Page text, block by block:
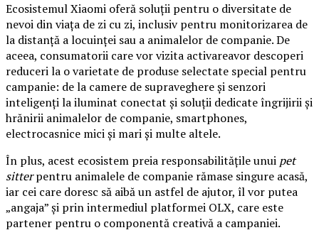
Ecosistemul Xiaomi oferă soluții pentru o diversitate de
nevoi din viața de zi cu zi, inclusiv pentru monitorizarea de
la distanță a locuinței sau a animalelor de companie. De
aceea, consumatorii care vor vizita activareavor descoperi
reduceri la o varietate de produse selectate special pentru
campanie: de la camere de supraveghere și senzori
inteligenți la iluminat conectat și soluții dedicate îngrijirii și
hrănirii animalelor de companie, smartphones,
electrocasnice mici și mari și multe altele.
În plus, acest ecosistem preia responsabilitățile unui pet
sitterpentru animalele de companie rămase singure acasă,
iar cei care doresc să aibă un astfel de ajutor, îl vor putea
„angaja” și prin intermediul platformei OLX, care este
partener pentru o componentă creativă a campaniei.